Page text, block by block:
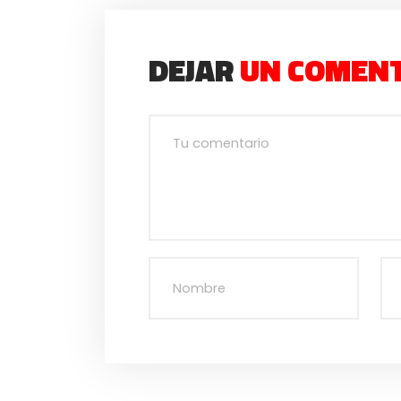
DEJARUN